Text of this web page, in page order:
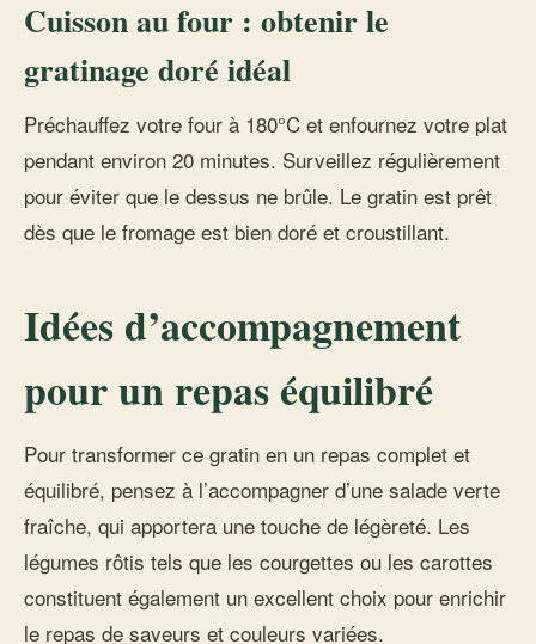
Cuisson au four : obtenir le
gratinage doré idéal
Préchauffez votre four à 180°C et enfournez votre plat
pendant environ 20 minutes. Surveillez régulièrement
pour éviter que le dessus ne brûle. Le gratin est prêt
dès que le fromage est bien doré et croustillant.
Idées d’accompagnement
pour un repas équilibré
Pour transformer ce gratin en un repas complet et
équilibré, pensez à l’accompagner d’une salade verte
fraîche, qui apportera une touche de légèreté. Les
légumes rôtis tels que les courgettes ou les carottes
constituent également un excellent choix pour enrichir
le repas de saveurs et couleurs variées.